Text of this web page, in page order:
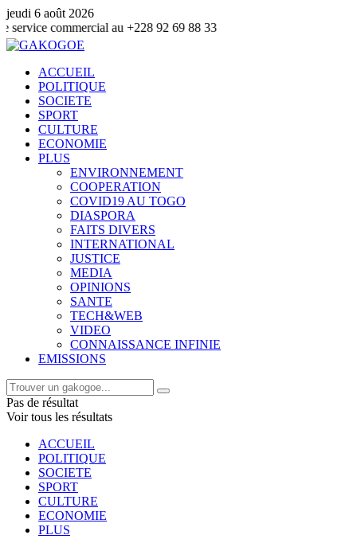
jeudi 6 août 2026
au +228 92 69 88 33
ACCUEIL
POLITIQUE
SOCIETE
SPORT
CULTURE
ECONOMIE
PLUS
ENVIRONNEMENT
COOPERATION
COVID19 AU TOGO
DIASPORA
FAITS DIVERS
INTERNATIONAL
JUSTICE
MEDIA
OPINIONS
SANTE
TECH&WEB
VIDEO
CONNAISSANCE INFINIE
EMISSIONS
Pas de résultat
Voir tous les résultats
ACCUEIL
POLITIQUE
SOCIETE
SPORT
CULTURE
ECONOMIE
PLUS